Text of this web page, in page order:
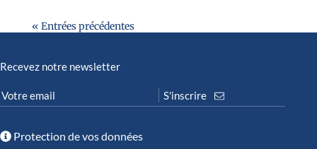
« Entrées précédentes
Recevez notre newsletter
Protection de vos données